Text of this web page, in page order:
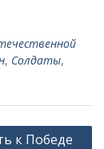
, Солдаты,
к Победе